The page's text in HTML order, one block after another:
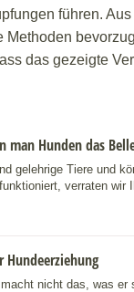
führen.
Methoden
das gezeigte
man Hunden das
gelehrige Tiere und
verraten wir
Hundeerziehung
nicht das, was er